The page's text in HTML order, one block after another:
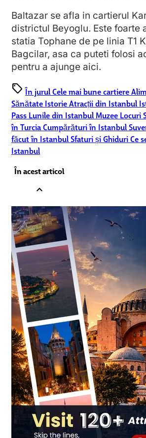
Baltazar se afla in cartierul
districtul Beyoglu. Este foarte
statia Tophane de pe linia T1
Bagcilar, asa ca puteti folosi
pentru a ajunge aici.
sell În jurulCele mai bune cartiere
Sănătate IstorieAtracții din Istanbul
Pass Lunile din Istanbul Muzee Locuri
în TurciaCumpărături în Istanbul
făcut în IstanbulSfaturi și GhiduriCe
Istanbul
În acest articol
expand_less